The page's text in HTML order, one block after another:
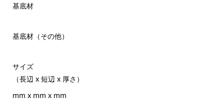
基底材
基底材（その他）
サイズ
（長辺 x 短辺 x 厚さ）
mm x mm x mm